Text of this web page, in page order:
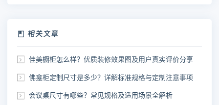
相关文章
佳美橱柜怎么样？优质装修效果图及用户真实评价分享
佛龛柜定制尺寸是多少？详解标准规格与定制注意事项
会议桌尺寸有哪些？常见规格及适用场景全解析